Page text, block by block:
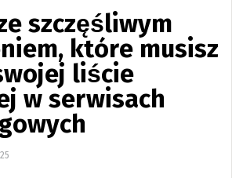
szczęśliwym
które musisz
liście
w serwisach